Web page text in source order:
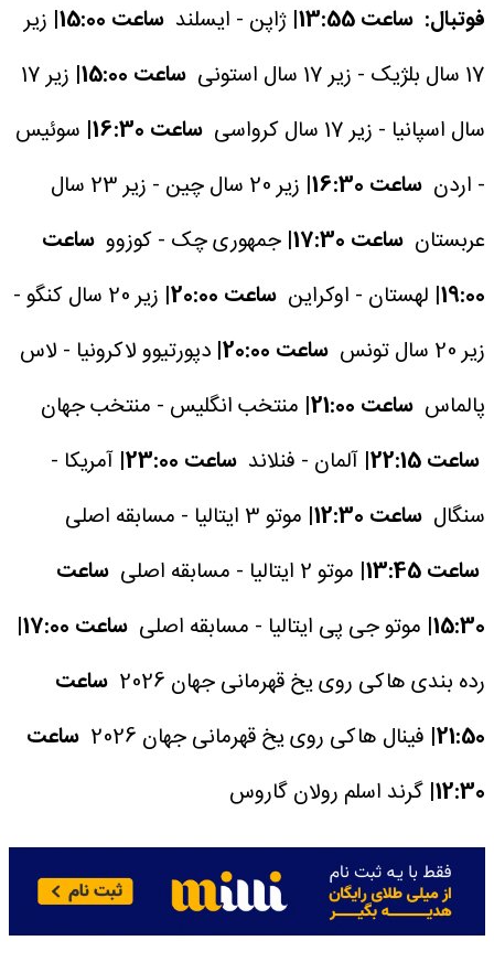
فوتبال: ساعت 13:55| ژاپن - ایسلند ساعت 15:00|
زیر
17 سال بلژیک - زیر 17 سال استونی
ساعت 15:00|
زیر 17
سال اسپانیا - زیر 17 سال کرواسی
ساعت 16:30|
سوئیس
- اردن ساعت 16:30|
زیر 20 سال چین - زیر 23 سال
عربستان ساعت 17:30| جمهوری چک - کوزوو ساعت
19:00| لهستان - اوکراین ساعت 20:00|
زیر 20 سال کنگو -
زیر 20 سال تونس
ساعت 20:00|
دپورتیوو لاکرونیا - لاس
پالماس ساعت 21:00|
منتخب انگلیس - منتخب جهان
ساعت 22:15|
آلمان - فنلاند ساعت 23:00|
آمریکا -
سنگال ساعت 12:30|
موتو 3 ایتالیا - مسابقه اصلی
ساعت 13:45|
موتو 2 ایتالیا - مسابقه اصلی
ساعت
15:30| موتو جی پی ایتالیا - مسابقه اصلی ساعت 17:00|
رده بندی هاکی روی یخ قهرمانی جهان 2026
ساعت
21:50| فینال هاکی روی یخ قهرمانی جهان 2026
ساعت
12:30| گرند اسلم رولان گاروس